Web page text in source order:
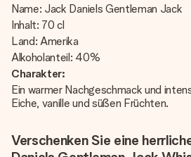
Name: Jack Daniels Gentleman Jack
Inhalt: 70 cl
Land: Amerika
Alkoholanteil: 40%
Charakter:
Ein warmer Nachgeschmack und
Eiche, vanille und süßen Früchten.
Verschenken Sie eine